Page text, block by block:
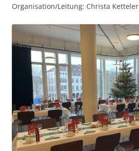
Organisation/Leitung: Christa Ketteler